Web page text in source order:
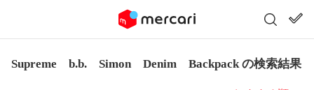
Supreme b.b. Simon Denim Backpack の検索結果